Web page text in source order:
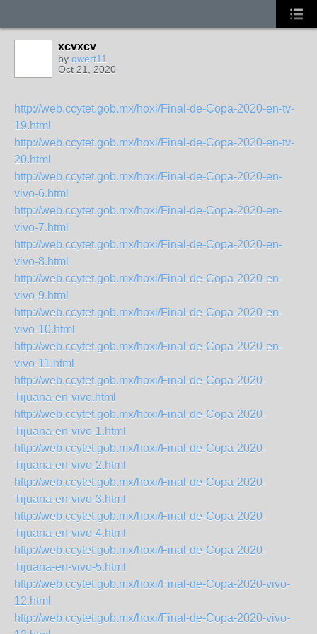
xcvxcv
by qwert11
Oct 21, 2020
http://web.ccytet.gob.mx/hoxi/Final-de-Copa-2020-en-tv-
19.html
http://web.ccytet.gob.mx/hoxi/Final-de-Copa-2020-en-tv-
20.html
http://web.ccytet.gob.mx/hoxi/Final-de-Copa-2020-en-
vivo-6.html
http://web.ccytet.gob.mx/hoxi/Final-de-Copa-2020-en-
vivo-7.html
http://web.ccytet.gob.mx/hoxi/Final-de-Copa-2020-en-
vivo-8.html
http://web.ccytet.gob.mx/hoxi/Final-de-Copa-2020-en-
vivo-9.html
http://web.ccytet.gob.mx/hoxi/Final-de-Copa-2020-en-
vivo-10.html
http://web.ccytet.gob.mx/hoxi/Final-de-Copa-2020-en-
vivo-11.html
http://web.ccytet.gob.mx/hoxi/Final-de-Copa-2020-
Tijuana-en-vivo.html
http://web.ccytet.gob.mx/hoxi/Final-de-Copa-2020-
Tijuana-en-vivo-1.html
http://web.ccytet.gob.mx/hoxi/Final-de-Copa-2020-
Tijuana-en-vivo-2.html
http://web.ccytet.gob.mx/hoxi/Final-de-Copa-2020-
Tijuana-en-vivo-3.html
http://web.ccytet.gob.mx/hoxi/Final-de-Copa-2020-
Tijuana-en-vivo-4.html
http://web.ccytet.gob.mx/hoxi/Final-de-Copa-2020-
Tijuana-en-vivo-5.html
http://web.ccytet.gob.mx/hoxi/Final-de-Copa-2020-vivo-
12.html
http://web.ccytet.gob.mx/hoxi/Final-de-Copa-2020-vivo-